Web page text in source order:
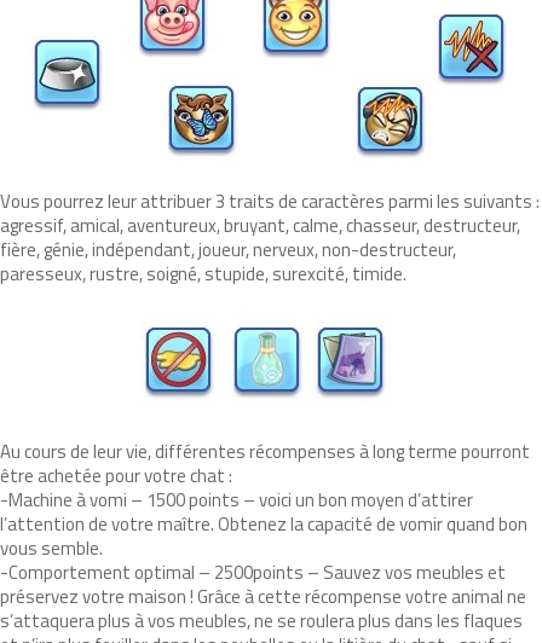
Vous pourrez leur attribuer 3 traits de caractères parmi les suivants :
agressif, amical, aventureux, bruyant, calme, chasseur, destructeur,
fière, génie, indépendant, joueur, nerveux, non-destructeur,
paresseux, rustre, soigné, stupide, surexcité, timide.
Au cours de leur vie, différentes récompenses à long terme pourront
être achetée pour votre chat :
-Machine à vomi – 1500 points – voici un bon moyen d’attirer
l’attention de votre maître. Obtenez la capacité de vomir quand bon
vous semble.
-Comportement optimal – 2500points – Sauvez vos meubles et
préservez votre maison ! Grâce à cette récompense votre animal ne
s’attaquera plus à vos meubles, ne se roulera plus dans les flaques